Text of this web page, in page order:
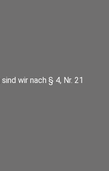
wir nach § 4, Nr. 21